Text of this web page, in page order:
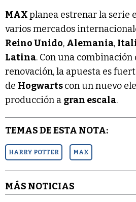
MAXplanea estrenar la serie
varios mercados
Reino Unido, Alemania,
Latina. Con una
renovación, la apuesta es
de Hogwartscon un nuevo
producción a gran escala.
TEMAS DE ESTA NOTA:
HARRY POTTER MAX
MÁS NOTICIAS